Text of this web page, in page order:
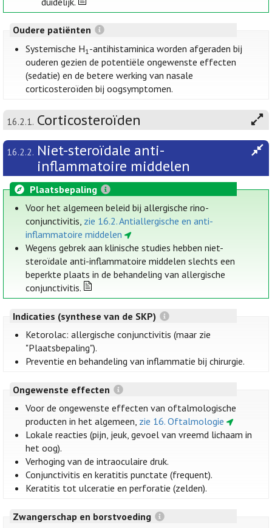
Oudere patiënten
Systemische H1-antihistaminica worden afgeraden bij
ouderen gezien de potentiële ongewenste effecten
(sedatie) en de betere werking van nasale
corticosteroïden bij oogsymptomen.
16.2.1. Corticosteroïden
16.2.2. Niet-steroïdale anti-
inflammatoire middelen
Plaatsbepaling
Voor het algemeen beleid bij allergische rino-
conjunctivitis, zie 16.2. Antiallergische en anti-
inflammatoire middelen
Wegens gebrek aan klinische studies hebben niet-
steroïdale anti-inflammatoire middelen slechts een
beperkte plaats in de behandeling van allergische
conjunctivitis.
Indicaties (synthese van de SKP)
Ketorolac: allergische conjunctivitis (maar zie
"Plaatsbepaling").
Preventie en behandeling van inflammatie bij chirurgie.
Ongewenste effecten
Voor de ongewenste effecten van oftalmologische
producten in het algemeen, zie 16. Oftalmologie
Lokale reacties (pijn, jeuk, gevoel van vreemd lichaam in
het oog).
Verhoging van de intraoculaire druk.
Conjunctivitis en keratitis punctate (frequent).
Keratitis tot ulceratie en perforatie (zelden).
Zwangerschap en borstvoeding